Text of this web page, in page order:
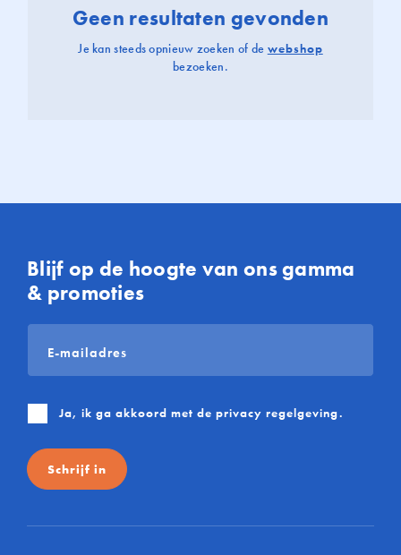
Geen resultaten gevonden
Je kan steeds opnieuw zoeken of de webshop
bezoeken.
Blijf op de hoogte van ons gamma
& promoties
E-
mailadres
Ja, ik ga akkoord met de privacy regelgeving.
Schrijf in